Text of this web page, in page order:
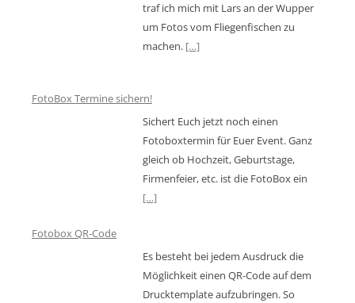
traf ich mich mit Lars an der Wupper
um Fotos vom Fliegenfischen zu
machen. […]
FotoBox Termine sichern!
Sichert Euch jetzt noch einen
Fotoboxtermin für Euer Event. Ganz
gleich ob Hochzeit, Geburtstage,
Firmenfeier, etc. ist die FotoBox ein
[…]
Fotobox QR-Code
Es besteht bei jedem Ausdruck die
Möglichkeit einen QR-Code auf dem
Drucktemplate aufzubringen. So